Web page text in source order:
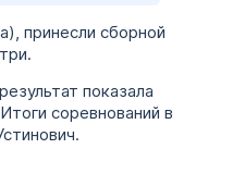
принесли сборной
показала
соревнований в